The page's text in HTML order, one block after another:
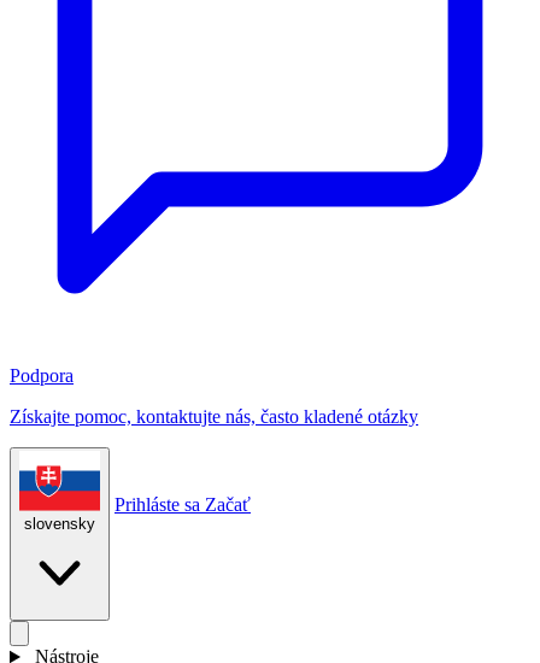
Podpora
Získajte pomoc, kontaktujte nás, často kladené otázky
slovensky
Prihláste sa Začať
Nástroje